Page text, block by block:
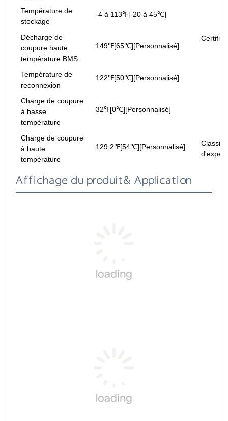
Température de
stockage
-4 à 113℉[-20 à 45℃]
Décharge de
coupure haute
température BMS
149℉[65℃][Personnalisé]
Température de
reconnexion
122℉[50℃][Personnalisé]
Charge de coupure
à basse
température
32℉[0℃][Personnalisé]
Charge de coupure
à haute
température
129.2℉[54℃][Personnalisé]
Affichage du produit& Application